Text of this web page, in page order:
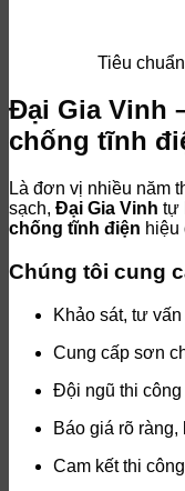
Tiêu
Đại Gia Vinh
chống tĩnh
Là đơn vị nhiều năm
sạch, Đại Gia Vinh tự
chống tĩnh điện hiệu
Chúng tôi cung
Khảo sát, tư
Cung cấp sơn
Đội ngũ thi công
Báo giá rõ
Cam kết thi